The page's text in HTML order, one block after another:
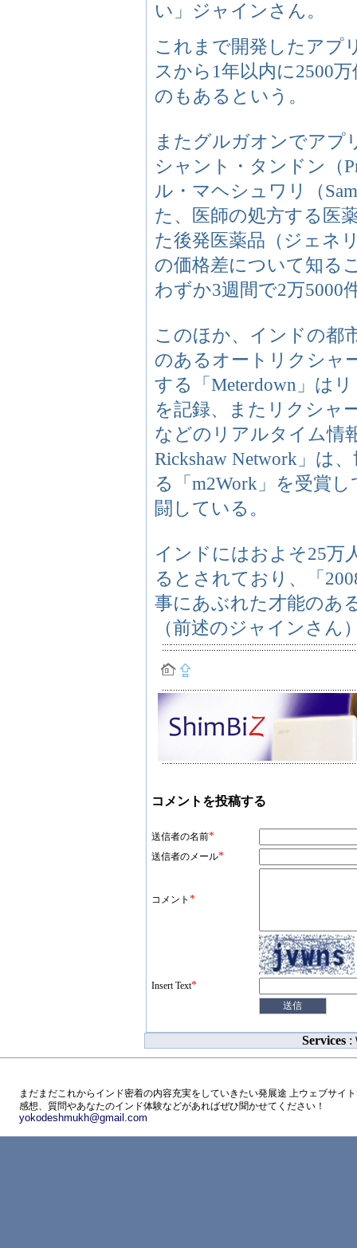
い」ジャインさん。
これまで開発したアプ
スから1年以内に2500
のもあるという。
またグルガオンでアプ
シャント・タンドン（
ル・マヘシュワリ（
た、医師の処方する医
た後発医薬品（ジェネ
の価格差について知る
わずか3週間で2万5000
このほか、インドの都
のあるオートリクシャ
する「Meterdown」は
を記録、またリクシャ
などのリアルタイム情
Rickshaw Network」は
る「m2Work」を受賞
闘している。
インドにはおよそ25万
るとされており、「
事にあぶれた才能のあ
（前述のジャインさん
コメントを投稿する
送信者の名前*
送信者のメール*
コメント *
Insert Text*
Services :
まだまだこれからインド密着の内容充実をしていきたい発展途 上ウェブサイ
感想、質問やあなたのインド体験などがあればぜひ聞かせてください！
yokodeshmukh@gmail.com